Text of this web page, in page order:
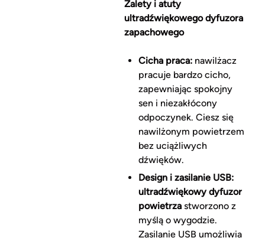
Zalety i atuty
ultradźwiękowego dyfuzora
zapachowego
Cicha praca:nawilżacz
pracuje bardzo cicho,
zapewniając spokojny
sen i niezakłócony
odpoczynek. Ciesz się
nawilżonym powietrzem
bez uciążliwych
dźwięków.
Design i zasilanie USB:
ultradźwiękowy dyfuzor
powietrzastworzono z
myślą o wygodzie.
Zasilanie USB umożliwia